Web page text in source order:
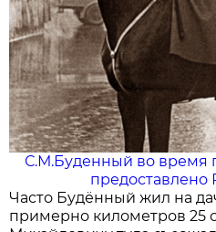
С.М.Буденный во время
предоставлено
Часто Будённый жил на
примерно километров 25